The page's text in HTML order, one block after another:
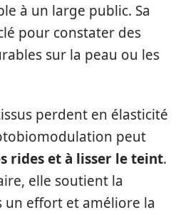
à un large public. Sa
pour constater des
sur la peau ou les
perdent en élasticité
peut
rides et à lisser le teint.
elle soutient la
un effort et améliore la